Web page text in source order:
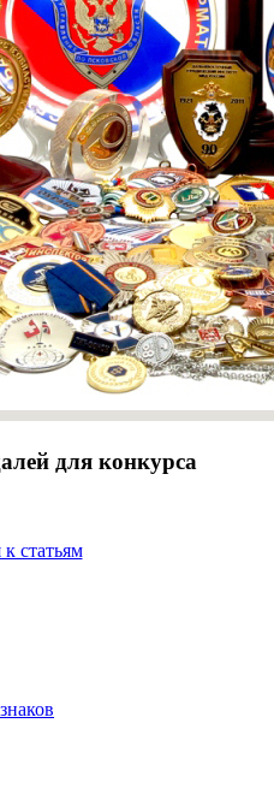
для конкурса
к статьям